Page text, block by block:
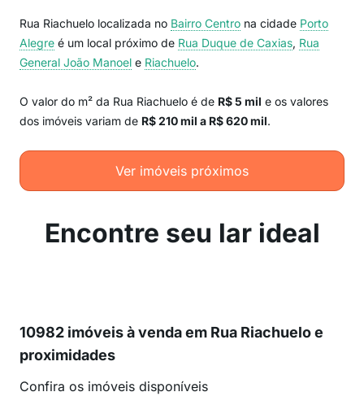
Rua Riachuelo localizada no Bairro Centro na cidade Porto
Alegre é um local próximo de Rua Duque de Caxias, Rua
General João Manoel e Riachuelo.
O valor do m² da Rua Riachuelo é de R$ 5 mil e os valores
dos imóveis variam de R$ 210 mil a R$ 620 mil.
Ver imóveis próximos
Encontre seu lar ideal
10982 imóveis à venda em Rua Riachuelo e
proximidades
Confira os imóveis disponíveis